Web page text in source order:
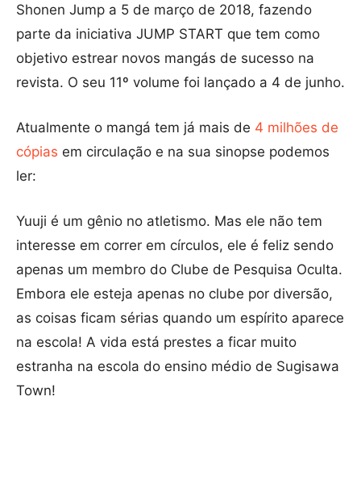
Shonen Jump a 5 de março de 2018, fazendo
parte da iniciativa JUMP START que tem como
objetivo estrear novos mangás de sucesso na
revista. O seu 11º volume foi lançado a 4 de junho.
Atualmente o mangá tem já mais de 4 milhões de
cópias em circulação e na sua sinopse podemos
ler:
Yuuji é um gênio no atletismo. Mas ele não tem
interesse em correr em círculos, ele é feliz sendo
apenas um membro do Clube de Pesquisa Oculta.
Embora ele esteja apenas no clube por diversão,
as coisas ficam sérias quando um espírito aparece
na escola! A vida está prestes a ficar muito
estranha na escola do ensino médio de Sugisawa
Town!